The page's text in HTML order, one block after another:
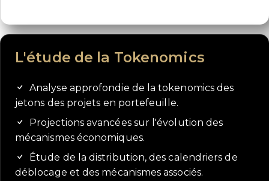
L'étude de la Tokenomics
Analyse approfondie de la tokenomics des
jetons des projets en portefeuille.
Projections avancées sur l'évolution des
mécanismes économiques.
Étude de la distribution, des calendriers de
déblocage et des mécanismes associés.